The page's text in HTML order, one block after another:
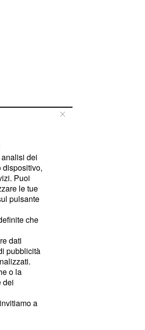
dei
dispositivo,
Puoi
le tue
pulsante
che
dati
pubblicità
o la
dei
a